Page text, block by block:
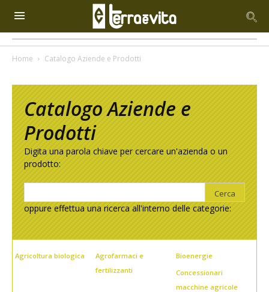
Home Catalogo Aziende e Prodotti
Catalogo Aziende e
Prodotti
Digita una parola chiave per cercare un'azienda o un
prodotto:
oppure effettua una ricerca all'interno delle categorie:
Agricoltura biologica
Agrofarmaci e
fertilizzanti
Bioenergie
Concessionari
macchine agricole